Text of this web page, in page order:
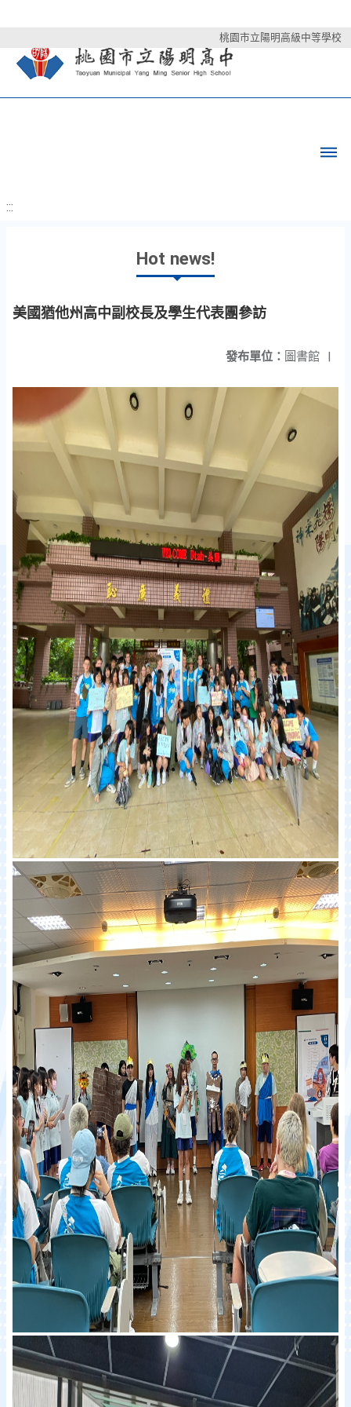
桃園市立陽明高級中等學校
:::
Hot news!
美國猶他州高中副校長及學生代表團參訪
發布單位： 圖書館 |